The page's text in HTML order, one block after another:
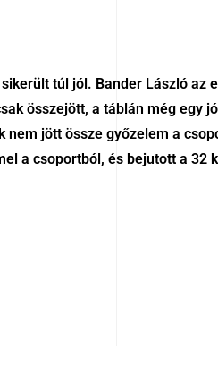
túl jól. Bander László az
összejött, a táblán még egy
nem jött össze győzelem a
a csoportból, és bejutott a 32